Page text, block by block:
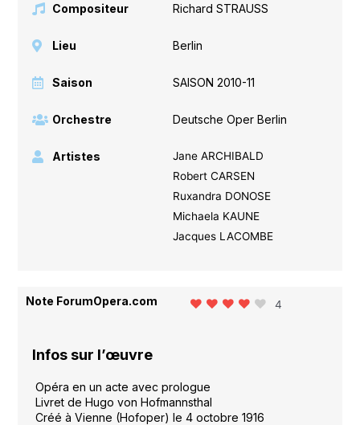
Compositeur Richard STRAUSS
Lieu Berlin
Saison SAISON 2010-11
Orchestre Deutsche Oper Berlin
Artistes
Jane ARCHIBALD
Robert CARSEN
Ruxandra DONOSE
Michaela KAUNE
Jacques LACOMBE
Note ForumOpera.com 4
Infos sur l’œuvre
Opéra en un acte avec prologue
Livret de Hugo von Hofmannsthal
Créé à Vienne (Hofoper) le 4 octobre 1916